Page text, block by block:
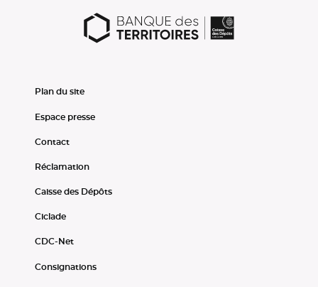
Plan du site
Espace presse
Contact
Réclamation
Caisse des Dépôts
Ciclade
CDC-Net
Consignations